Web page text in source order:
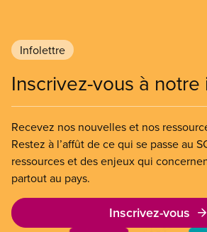
Infolettre
Inscrivez-vous à
Recevez nos nouvelles et nos
Restez à l’affût de ce qui se passe au
ressources et des enjeux qui
partout au pays.
Inscrivez-vous